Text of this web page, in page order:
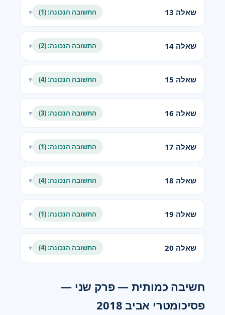
שאלה 13 התשובה הנכונה: (1) ▾
שאלה 14 התשובה הנכונה: (2) ▾
שאלה 15 התשובה הנכונה: (4) ▾
שאלה 16 התשובה הנכונה: (3) ▾
שאלה 17 התשובה הנכונה: (1) ▾
שאלה 18 התשובה הנכונה: (4) ▾
שאלה 19 התשובה הנכונה: (1) ▾
שאלה 20 התשובה הנכונה: (4) ▾
חשיבה כמותית — פרק שני —
פסיכומטרי אביב 2018